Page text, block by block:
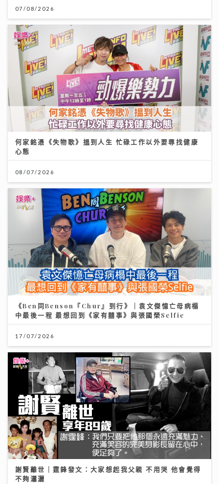
07/08/2026
何家銘憑《失物歌》搵到人生 忙碌工作以外要尋找健康
心態
08/07/2026
《Ben同Benson『Chur』到行》｜袁文傑憶亡母病榻
中最後一程 最想回到《家有囍事》與張國榮Selfie
17/07/2026
謝賢離世｜霆鋒發文：大家想起我父親 不用哭 他會覺得
不夠瀟灑